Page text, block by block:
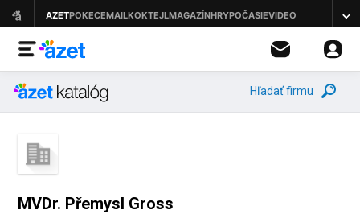
Hľadať firmu
MVDr. Přemysl Gross